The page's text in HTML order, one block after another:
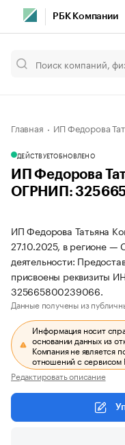
РБК Компании
Главная ИП Федорова
ДЕЙСТВУЕТОБНОВЛЕНО
ИП Федорова
ОГРНИП:
ИП Федорова Татьяна
27.10.2025, в регионе —
деятельности:
присвоены реквизиты
325665800239066.
Данные получены из
Информация носит
основании данных из
Компания не является
отношений с сервисом
Редактировать описание